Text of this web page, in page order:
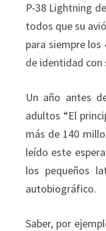
P-38 Lightning
todos que su
para siempre los
de identidad con
Un año antes
adultos “El
más de 140
leído este
los pequeños
autobiográfico.
Saber, por